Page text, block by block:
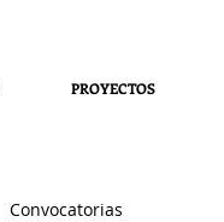
PROYECTOS
Convocatorias